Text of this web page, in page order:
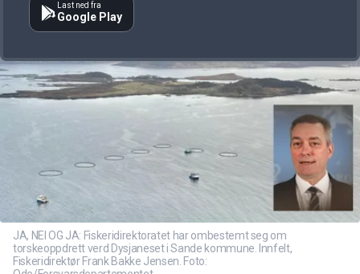
JA, NEI OG JA: Fiskeridirektoratet har ombestemt seg om
torskeoppdrett verd Dysjaneset i Sande kommune. Innfelt,
Fiskeridirektør Frank Bakke Jensen. Foto:
Last ned fra
Google Play